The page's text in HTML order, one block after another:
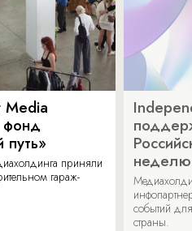
Media
приняли
гараж-
неделю
событий
страны.